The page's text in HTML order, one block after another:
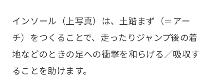
インソール（上写真）は、土踏まず（＝アー
チ）をつくることで、走ったりジャンプ後の着
地などのときの足への衝撃を和らげる／吸収す
ることを助けます。